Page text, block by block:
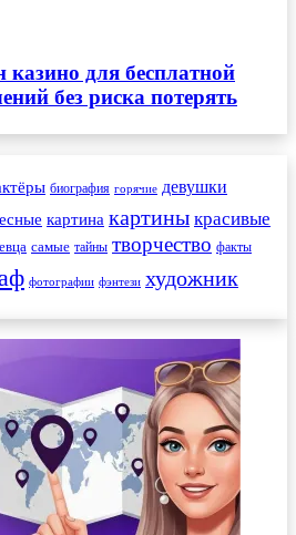
для бесплатной
без риска потерять
биография горячие девушки
картина картины красивые
самые тайны творчество факты
фотографии фэнтези художник